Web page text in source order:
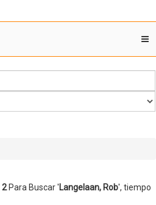
2Para Buscar 'Langelaan, Rob', tiempo